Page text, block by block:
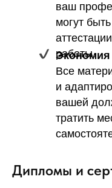
ваш
могут
работы.
Экономия
Все
и
вашей
тратить
Дипломы и